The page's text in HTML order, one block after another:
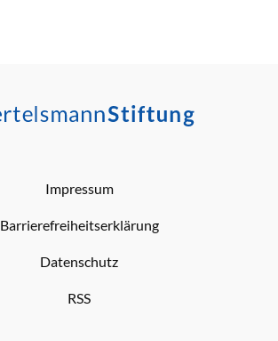
Impressum
Barrierefreiheitserklärung
Datenschutz
RSS